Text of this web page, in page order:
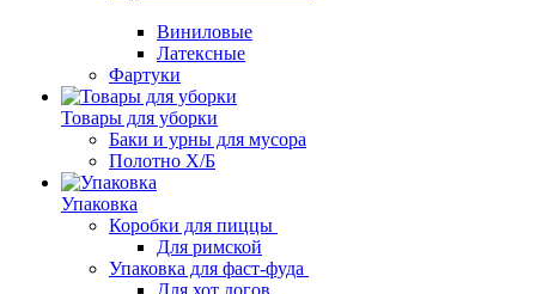
Виниловые
Латексные
Фартуки
Товары для уборки
Баки и урны для мусора
Полотно Х/Б
Упаковка
Коробки для пиццы
Для римской
Упаковка для фаст-фуда
Для хот догов